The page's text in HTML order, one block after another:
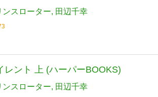
ンスローター 田辺千幸
レント 上 (ハーパーBOOKS)
ンスローター 田辺千幸